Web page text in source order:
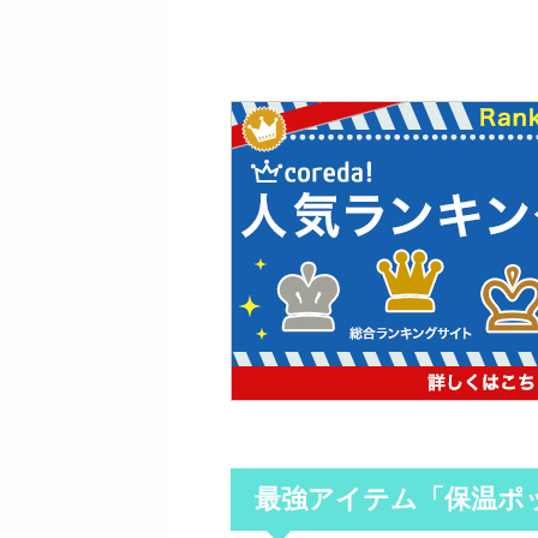
最強アイテム「保温ポ